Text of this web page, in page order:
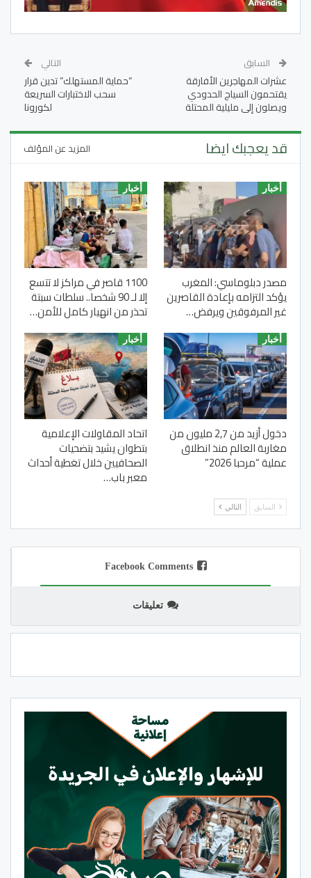
السابق
عشرات المهاجرين الأفارقة
يقتحمون السياج الحدودي
ويصلون إلى مليلية المحتلة
التالي
“حماية المستهلك” تدين قرار
سحب الاختبارات السريعة
لكورونا
قد يعجبك ايضا المزيد عن المؤلف
أخبار
مصدر دبلوماسي: المغرب
يؤكد التزامه بإعادة القاصرين
غير المرفوقين ويرفض…
أخبار
1100 قاصر في مراكز لا تتسع
إلا لـ 90 شخصا.. سلطات سبتة
تحذر من انهيار كامل للأمن…
أخبار
دخول أزيد من 2,7 مليون من
مغاربة العالم منذ انطلاق
عملية “مرحبا 2026”
أخبار
اتحاد المقاولات الإعلامية
بتطوان يشيد بتضحيات
الصحافيين خلال تغطية أحداث
معبر باب…
السابق التالي
Facebook Comments
تعليقات